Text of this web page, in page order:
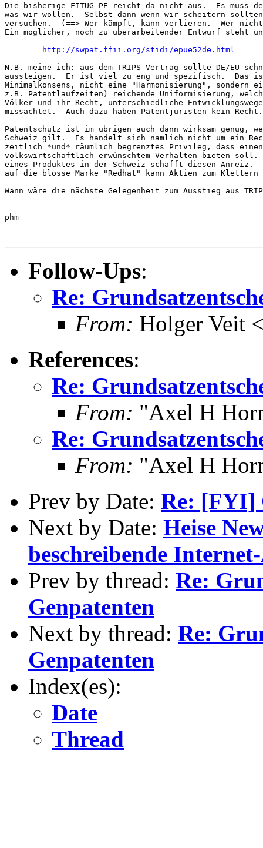
Die bisherige FITUG-PE reicht da nicht aus.  Es muss
was wir wollen.  Selbst dann wenn wir scheitern
versuchen.  (==> Wer kämpft, kann verlieren.  Wer
Ein möglicher, noch zu überarbeitender Entwurf steht
http://swpat.ffii.org/stidi/epue52de.html
N.B. meine ich: aus dem TRIPS-Vertrag sollte DE/EU
aussteigen.  Er ist viel zu eng und spezifisch.  Das
Minimalkonsens, nicht eine "Harmonisierung", sondern
z.B. Patentlaufzeiten) reichende Uniformisierung,
Völker und ihr Recht, unterschiedliche Entwicklungswege
missachtet.  Auch dazu haben Patentjuristen kein
Patentschutz ist im übrigen auch dann wirksam genug,
Schweiz gilt.  Es handelt sich nämlich nicht um ein
zeitlich *und* räumlich begrenztes Privileg, dass
volkswirtschaftlich erwünschtem Verhalten bieten soll.
eines Produktes in der Schweiz schafft diesen Anreiz.
auf die blosse Marke "Redhat" kann Aktien zum Klettern
Wann wäre die nächste Gelegenheit zum Ausstieg aus
--
phm
Follow-Ups:
Re:
From: Holger Veit
References:
Re:
From: "Axel H
Re:
From: "Axel H
Prev by Date: Re: [FYI]
Next by Date: Heise
beschreibende
Prev by thread: Re:
Genpatenten
Next by thread: Re:
Genpatenten
Index(es):
Date
Thread